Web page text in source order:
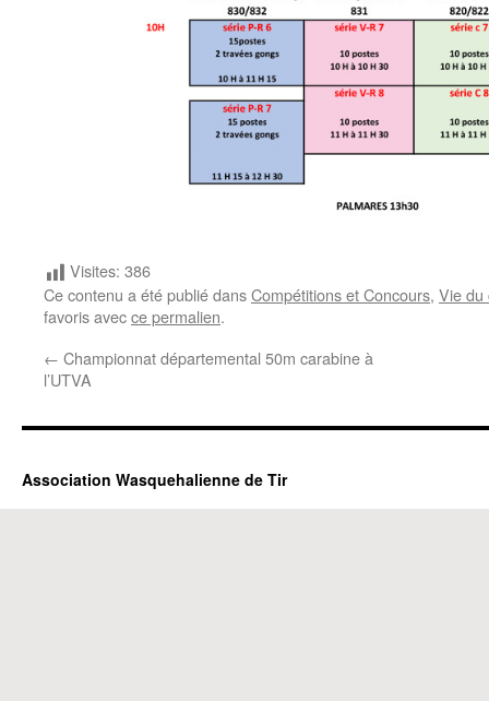
Visites: 386
Ce contenu a été publié dansCompétitions et Concours, Vie du
favoris avecce permalien.
← Championnat départemental 50m carabine à
l’UTVA
Association Wasquehalienne de Tir